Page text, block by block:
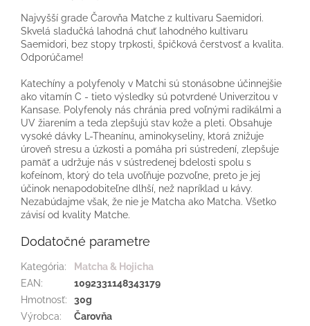
Najvyšší grade Čarovňa Matche z kultivaru Saemidori.
Skvelá sladučká lahodná chuť lahodného kultivaru
Saemidori, bez stopy trpkosti, špičková čerstvosť a kvalita.
Odporúčame!
Katechíny a polyfenoly v Matchi sú stonásobne účinnejšie
ako vitamín C - tieto výsledky sú potvrdené Univerzitou v
Kansase. Polyfenoly nás chránia pred voľnými radikálmi a
UV žiarením a teda zlepšujú stav kože a pleti. Obsahuje
vysoké dávky L-Theanínu, aminokyseliny, ktorá znižuje
úroveň stresu a úzkosti a pomáha pri sústredení, zlepšuje
pamäť a udržuje nás v sústredenej bdelosti spolu s
kofeínom, ktorý do tela uvoľňuje pozvoľne, preto je jej
účinok nenapodobiteľne dlhší, než napríklad u kávy.
Nezabúdajme však, že nie je Matcha ako Matcha. Všetko
závisí od kvality Matche.
Dodatočné parametre
Kategória:
Matcha & Hojicha
EAN:
1092331148343179
Hmotnosť:
30g
Výrobca:
Čarovňa